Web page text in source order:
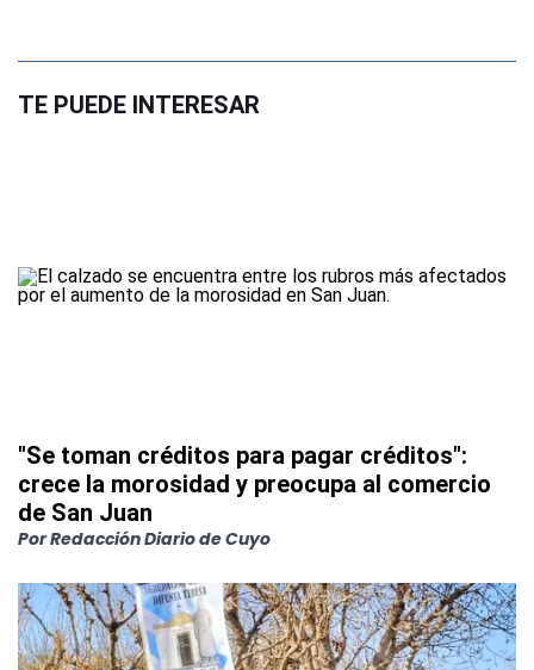
TE PUEDE INTERESAR
"Se toman créditos para pagar créditos":
crece la morosidad y preocupa al comercio
de San Juan
PorRedacción Diario de Cuyo